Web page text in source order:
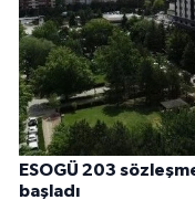
ESOGÜ 203
başladı